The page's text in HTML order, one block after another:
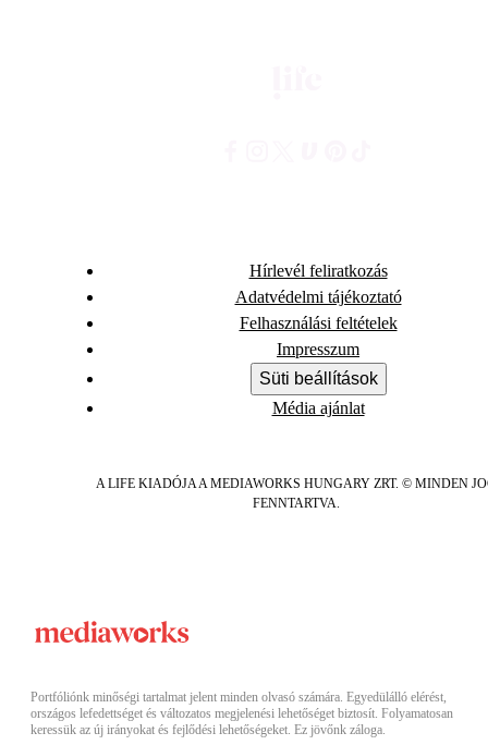
Hírlevél feliratkozás
Adatvédelmi tájékoztató
Felhasználási feltételek
Impresszum
Süti beállítások
Média ajánlat
A LIFE KIADÓJA A MEDIAWORKS HUNGARY ZRT. © MINDEN
FENNTARTVA.
Portfóliónk minőségi tartalmat jelent minden olvasó számára. Egyedülálló elérést,
országos lefedettséget és változatos megjelenési lehetőséget biztosít. Folyamatosan
keressük az új irányokat és fejlődési lehetőségeket. Ez jövőnk záloga.